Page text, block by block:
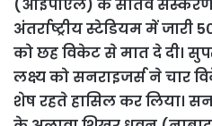
(आईपीएल) के सातवें
अंतर्राष्ट्रीय स्टेडियम में
को छह विकेट से मात दे दी।
लक्ष्य को सनराइजर्स ने चार
शेष रहते हासिल कर लिया।